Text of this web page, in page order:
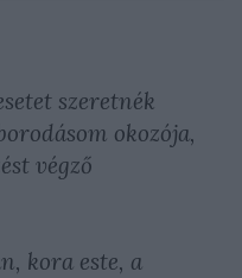
szeretnék
okozója,
végző
kora este, a